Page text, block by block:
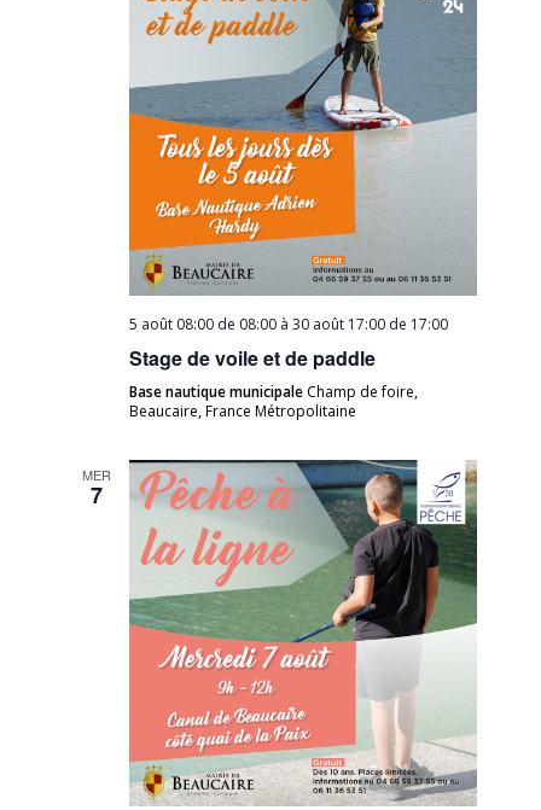
5 août 08:00 de 08:00 à30 août 17:00 de 17:00
Stage de voile et de paddle
Base nautique municipale Champ de foire,
Beaucaire, France Métropolitaine
MER
7